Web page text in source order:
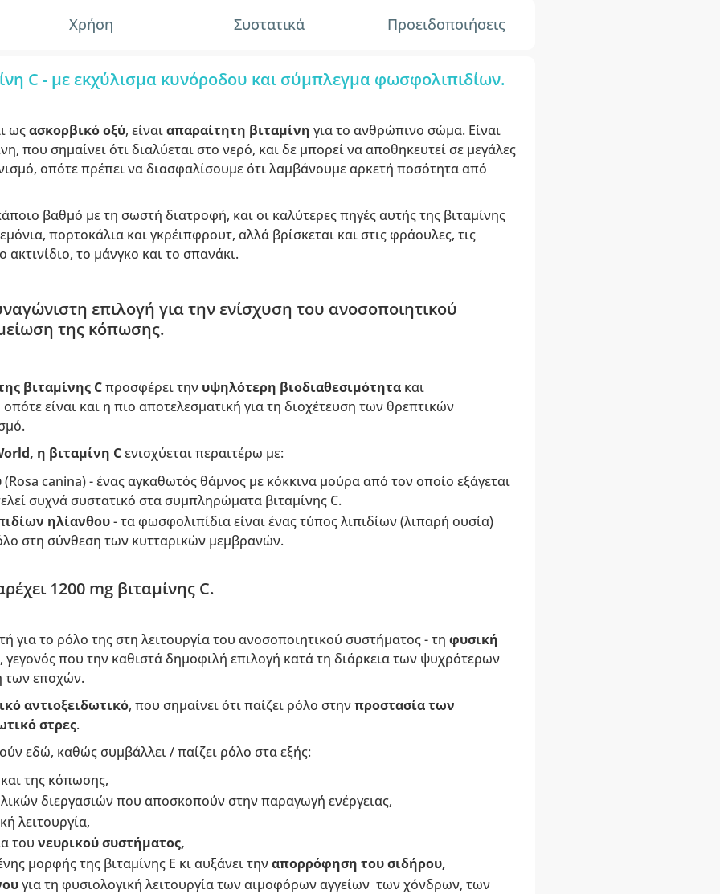
Χρήση Συστατικά Προειδοποιήσεις
C - με εκχύλισμα κυνόροδου και σύμπλεγμα φωσφολιπιδίων.
ωςασκορβικό οξύ, είναιαπαραίτητη βιταμίνη για το ανθρώπινο σώμα. Είναι
που σημαίνει ότι διαλύεται στο νερό, και δε μπορεί να αποθηκευτεί σε μεγάλες
οπότε πρέπει να διασφαλίσουμε ότι λαμβάνουμε αρκετή ποσότητα από
βαθμό με τη σωστή διατροφή, και οι καλύτερες πηγές αυτής της βιταμίνης
πορτοκάλια και γκρέιπφρουτ, αλλά βρίσκεται και στις φράουλες, τις
ακτινίδιο, το μάνγκο και το σπανάκι.
επιλογή για την ενίσχυση του ανοσοποιητικού
της κόπωσης.
βιταμίνης Cπροσφέρει την υψηλότερη βιοδιαθεσιμότητακαι
οπότε είναι και η πιο αποτελεσματική για τη διοχέτευση των θρεπτικών
η βιταμίνη Cενισχύεται περαιτέρω με:
(Rosa canina) - ένας αγκαθωτός θάμνος με κόκκινα μούρα από τον οποίο εξάγεται
συχνά συστατικό στα συμπληρώματα βιταμίνης C.
ηλίανθου- τα φωσφολιπίδια είναι ένας τύπος λιπιδίων (λιπαρή ουσία)
στη σύνθεση των κυτταρικών μεμβρανών.
1200 mg βιταμίνης C.
για το ρόλο της στη λειτουργία του ανοσοποιητικού συστήματος - τη φυσική
που την καθιστά δημοφιλή επιλογή κατά τη διάρκεια των ψυχρότερων
των εποχών.
αντιοξειδωτικό, που σημαίνει ότι παίζει ρόλο στηνπροστασία των
στρες.
εδώ, καθώς συμβάλλει / παίζει ρόλο στα εξής:
και της κόπωσης,
διεργασιών που αποσκοπούν στην παραγωγή ενέργειας,
λειτουργία,
του νευρικού συστήματος,
μορφής της βιταμίνης Ε κι αυξάνει τηναπορρόφηση του σιδήρου,
για τη φυσιολογική λειτουργία των αιμοφόρων αγγείων των χόνδρων, των